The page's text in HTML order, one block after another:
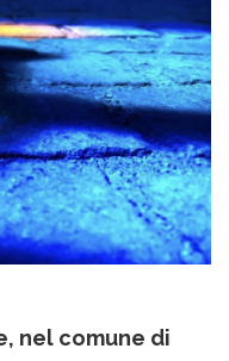
nel comune di